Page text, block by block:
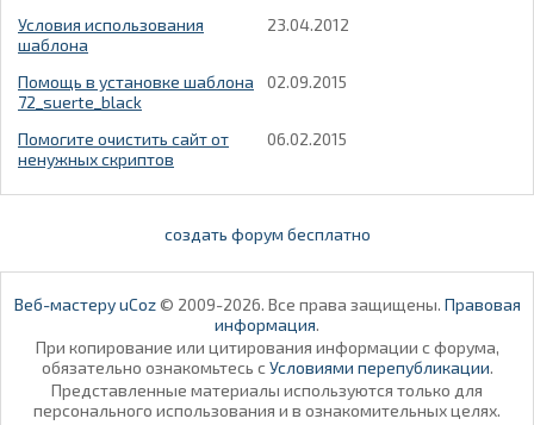
Условия использования
шаблона
23.04.2012
Помощь в установке шаблона
72_suerte_black
02.09.2015
Помогите очистить сайт от
ненужных скриптов
06.02.2015
создать форум бесплатно
Веб-мастеру uCoz© 2009-2026. Все права защищены. Правовая
информация.
При копирование или цитирования информации с форума,
обязательно ознакомьтесь с Условиями перепубликации.
Представленные материалы используются только для
персонального использования и в ознакомительных целях.